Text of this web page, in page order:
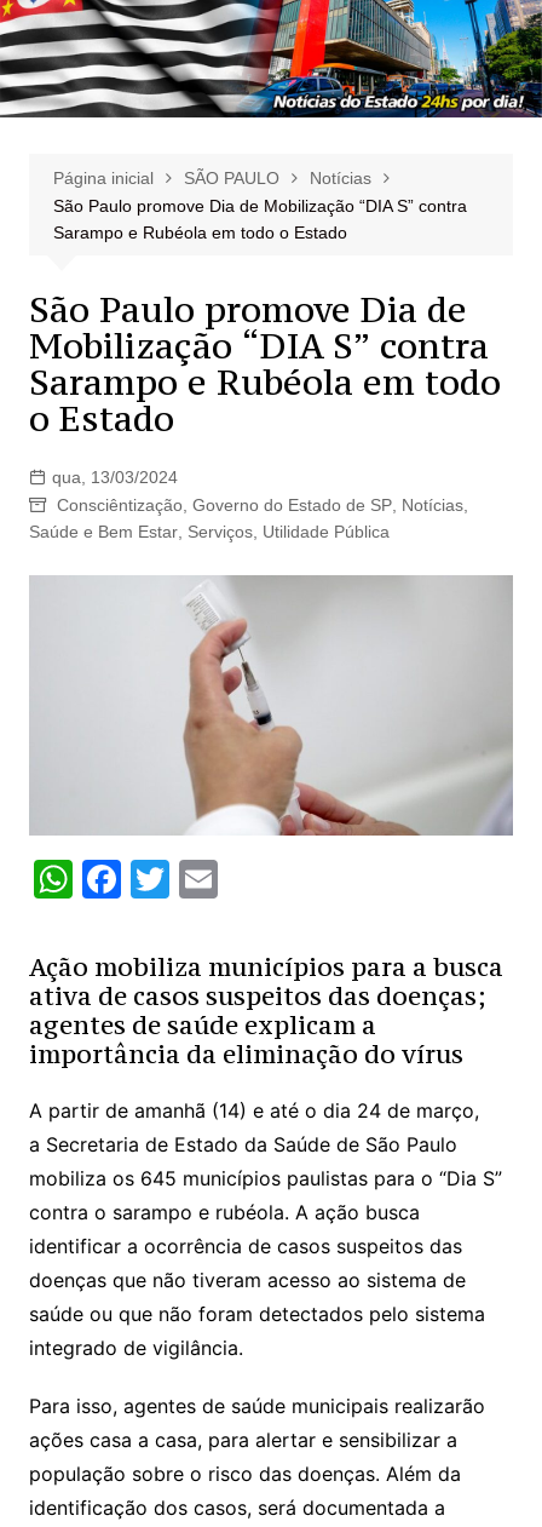
Página inicial SÃO PAULO
Notícias
São Paulo promove Dia de Mobilização “DIA S” contra
Sarampo e Rubéola em todo o Estado
São Paulo promove Dia de
Mobilização “DIA S” contra
Sarampo e Rubéola em todo
o Estado
qua, 13/03/2024
Consciêntização, Governo do Estado de SP, Notícias,
Saúde e Bem Estar, Serviços, Utilidade Pública
W
at
s
A
p
p
F
c
e
b
o
o
k
T
itt
er
E
ai
l
Ação mobiliza municípios para a busca
ativa de casos suspeitos das doenças;
agentes de saúde explicam a
importância da eliminação do vírus
A partir de amanhã (14) e até o dia 24 de março,
a Secretaria de Estado da Saúde de São Paulo
mobiliza os 645 municípios paulistas para o “Dia S”
contra o sarampo e rubéola. A ação busca
identificar a ocorrência de casos suspeitos das
doenças que não tiveram acesso ao sistema de
saúde ou que não foram detectados pelo sistema
integrado de vigilância.
Para isso, agentes de saúde municipais realizarão
ações casa a casa, para alertar e sensibilizar a
população sobre o risco das doenças. Além da
identificação dos casos, será documentada a